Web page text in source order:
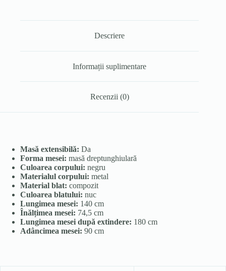
Descriere
Informații suplimentare
Recenzii (0)
Masă extensibilă: Da
Forma mesei: masă dreptunghiulară
Culoarea corpului: negru
Materialul corpului: metal
Material blat: compozit
Culoarea blatului: nuc
Lungimea mesei: 140 cm
Înălțimea mesei: 74,5 cm
Lungimea mesei după extindere: 180 cm
Adâncimea mesei: 90 cm